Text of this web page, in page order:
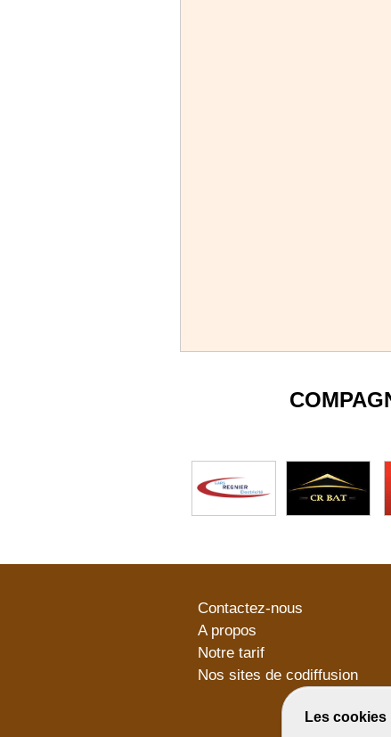
Les
Contactez-nous
A propos
Notre tarif
Nos sites de codiffusion